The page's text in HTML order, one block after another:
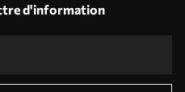
d'information